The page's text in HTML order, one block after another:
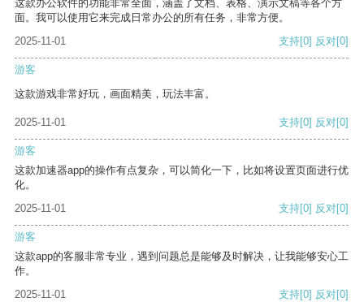
这款办公软件的功能非常全面，涵盖了文档、表格、演示文稿等各个方
面。我可以使用它来完成日常办公的所有任务，非常方便。
2025-11-01
支持[0] 反对[0]
游客
这款游戏非常好玩，画面精美，玩法丰富。
2025-11-01 支持[0] 反对[0]
游客
这款加速器app的操作有点复杂，可以简化一下，比如将设置页面进行优
化。
2025-11-01
支持[0] 反对[0]
游客
这款app的客服非常专业，遇到问题总是能够及时解决，让我能够安心工
作。
2025-11-01
支持[0] 反对[0]